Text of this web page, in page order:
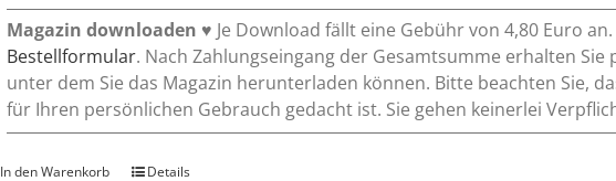
Magazin downloaden ♥ Je Download fällt eine Gebühr von 4,80 Euro
Bestellformular. Nach Zahlungseingang der Gesamtsumme erhalten Sie
unter dem Sie das Magazin herunterladen können. Bitte beachten Sie,
für Ihren persönlichen Gebrauch gedacht ist. Sie gehen keinerlei
In den Warenkorb Details